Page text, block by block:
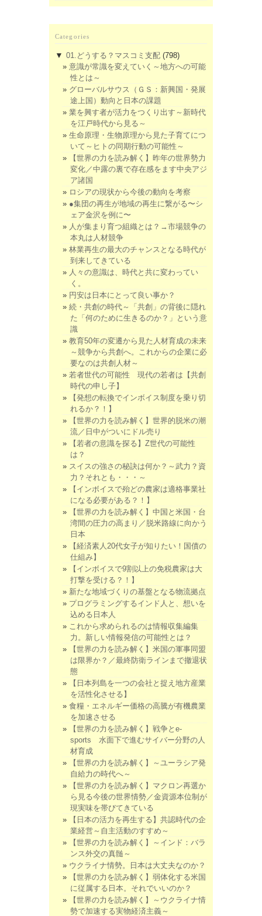
Categories
▼ 01.どうする？マスコミ支配 (798)
意識が常識を変えていく～地方への可能
性とは～
グローバルサウス（ＧＳ：新興国・発展
途上国）動向と日本の課題
業を興す者が活力をつくり出す～新時代
を江戸時代から見る～
生命原理・生物原理から見た子育てにつ
いて～ヒトの同期行動の可能性～
【世界の力を読み解く】昨年の世界勢力
変化／中露の裏で存在感をます中央アジ
ア諸国
ロシアの現状から今後の動向を考察
●集団の再生が地域の再生に繋がる〜シ
ェア金沢を例に〜
人が集まり育つ組織とは？→市場競争の
本丸は人材競争
林業再生の最大のチャンスとなる時代が
到来してきている
人々の意識は、時代と共に変わってい
く。
円安は日本にとって良い事か？
続・共創の時代～「共創」の背後に隠れ
た「何のために生きるのか？」という意
識
教育50年の変遷から見た人材育成の未来
～競争から共創へ。これからの企業に必
要なのは共創人材～
若者世代の可能性 現代の若者は【共創
時代の申し子】
【発想の転換でインボイス制度を乗り切
れるか？！】
【世界の力を読み解く】世界的脱米の潮
流／日中がついにドル売り
【若者の意識を探る】Z世代の可能性
は？
スイスの強さの秘訣は何か？～武力？資
力？それとも・・・～
【インボイスで殆どの農家は適格事業社
になる必要がある？！】
【世界の力を読み解く】中国と米国・台
湾間の圧力の高まり／脱米路線に向かう
日本
【経済素人20代女子が知りたい！国債の
仕組み】
【インボイスで9割以上の免税農家は大
打撃を受ける？！】
新たな地域づくりの基盤となる物流拠点
プログラミングするインド人と、想いを
込める日本人
これから求められるのは情報収集編集
力。新しい情報発信の可能性とは？
【世界の力を読み解く】米国の軍事同盟
は限界か？／最終防衛ラインまで撤退状
態
【日本列島を一つの会社と捉え地方産業
を活性化させる】
食糧・エネルギー価格の高騰が有機農業
を加速させる
【世界の力を読み解く】戦争とe-
sports 水面下で進むサイバー分野の人
材育成
【世界の力を読み解く】～ユーラシア発
自給力の時代へ～
【世界の力を読み解く】マクロン再選か
ら見る今後の世界情勢／金資源本位制が
現実味を帯びてきている
【日本の活力を再生する】共認時代の企
業経営～自主活動のすすめ～
【世界の力を読み解く】～インド：バラ
ンス外交の真髄～
ウクライナ情勢。日本は大丈夫なのか？
【世界の力を読み解く】弱体化する米国
に従属する日本。それでいいのか？
【世界の力を読み解く】～ウクライナ情
勢で加速する実物経済主義～